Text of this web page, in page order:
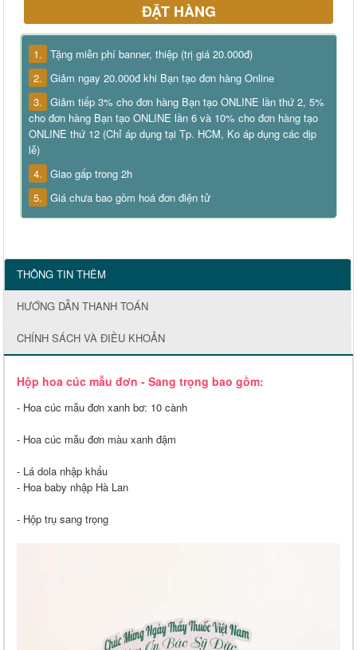
ĐẶT HÀNG
1. Tặng miễn phí banner, thiệp (trị giá 20.000đ)
2. Giảm ngay 20.000đ khi Bạn tạo đơn hàng Online
3. Giảm tiếp 3% cho đơn hàng Bạn tạo ONLINE lần thứ 2, 5%
cho đơn hàng Bạn tạo ONLINE lần 6 và 10% cho đơn hàng tạo
ONLINE thứ 12 (Chỉ áp dụng tại Tp. HCM, Ko áp dụng các dịp
lễ)
4. Giao gấp trong 2h
5. Giá chưa bao gồm hoá đơn điện tử
THÔNG TIN THÊM
HƯỚNG DẪN THANH TOÁN
CHÍNH SÁCH VÀ ĐIỀU KHOẢN
Hộp hoa cúc mẫu đơn - Sang trọng bao gồm:
- Hoa cúc mẫu đơn xanh bơ: 10 cành
- Hoa cúc mẫu đơn màu xanh đậm
- Lá dola nhập khẩu
- Hoa baby nhập Hà Lan
- Hộp trụ sang trọng